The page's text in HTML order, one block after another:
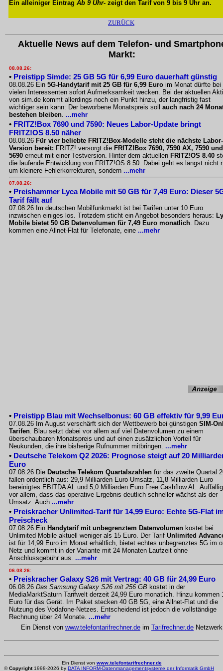
Ein alleiniger Eintrag Ab 9 Uhr- zeigt den Tarif von 9 bis 9 Uhr an.
ZURÜCK
Aktuelle News auf dem Telefon- und
Markt:
08.08.26:
• Preistipp Simde: 25 GB 5G für 6,99 Euro dauerhaft günstig
08.08.26 Ein 5G-Handytarif mit 25 GB für 6,99 Euro im Monat dürfte bei
vielen Interessenten sofort Aufmerksamkeit wecken. Bei der aktuellen
von sim.de kommt allerdings noch ein Punkt hinzu, der langfristig fast
wichtiger sein kann: Der beworbene Monatspreis soll auch nach 24
bestehen bleiben. ...mehr
• FRITZ!Box 7690 und 7590: Neues Labor-Update bringt
FRITZ!OS 8.50 näher
08.08.26 Für vier beliebte FRITZ!Box-Modelle steht die nächste Labor-
Version bereit: FRITZ! versorgt die FRITZ!Box 7690, 7590 AX, 7590 und
5690 erneut mit einer Testversion. Hinter dem aktuellen FRITZ!OS 8.40
die laufende Entwicklung von FRITZ!OS 8.50. Dabei geht es längst nicht
um kleinere Fehlerkorrekturen, sondern ...mehr
07.08.26:
• Preishammer Lyca Mobile mit 50 GB für 7,49 Euro: Dieser
Tarif fällt auf
07.08.26 Im deutschen Mobilfunkmarkt ist bei Tarifen unter 10 Euro
inzwischen einiges los. Trotzdem sticht ein Angebot besonders heraus:
Mobile bietet 50 GB Datenvolumen für 7,49 Euro monatlich. Dazu
kommen eine Allnet-Flat für Telefonate, eine ...mehr
• Preistipp Blau mit Wechselbonus: 60 GB effektiv für 9,99
07.08.26 Im August verschärft sich der Wettbewerb bei günstigen SIM-
Tarifen. Blau setzt dabei vor allem auf viel Datenvolumen zu einem
überschaubaren Monatspreis und auf einen zusätzlichen Vorteil für
Neukunden, die ihre bisherige Rufnummer mitbringen. ...mehr
• Deutsche Telekom Q2 2026: Prognose steigt auf 20
Euro
07.08.26 Die Deutsche Telekom Quartalszahlen für das zweite Quartal
fallen ordentlich aus: 29,9 Milliarden Euro Umsatz, 11,8 Milliarden Euro
bereinigtes EBITDA AL und 5,0 Milliarden Euro Free Cashflow AL.
vor allem, dass das operative Ergebnis deutlich schneller wächst als der
Umsatz. Auch ...mehr
• Preiskracher Unlimited-Tarif für 14,99 Euro: Echte 5G-Flat
Preischeck
07.08.26 Ein Handytarif mit unbegrenztem Datenvolumen kostet bei
Unlimited Mobile aktuell weniger als 15 Euro. Der Tarif Unlimited
ist für 14,99 Euro im Monat erhältlich, bietet echtes unbegrenztes 5G im
Netz und kommt in der Variante mit 24 Monaten Laufzeit ohne
Anschlussgebühr aus. ...mehr
06.08.26:
• Preiskracher Galaxy S26 mit Vertrag: 40 GB für 24,99 Euro
06.08.26 Das Samsung Galaxy S26 mit 256 GB kostet in der
MediaMarktSaturn Tarifwelt derzeit 24,99 Euro monatlich. Hinzu kommen
Euro für das Gerät. Im Paket stecken 40 GB 5G, eine Allnet-Flat und die
Nutzung des Vodafone-Netzes. Entscheidend ist jedoch die vollständige
Rechnung über 24 Monate. ...mehr
Ein Dienst von www.telefontarifrechner.de im Tarifrechner.de Netzwerk
Ein Dienst von www.telefontarifrechner.de
©Copyright1998-2026 by DATA INFORM-Datenmanagementsysteme der Informatik GmbH